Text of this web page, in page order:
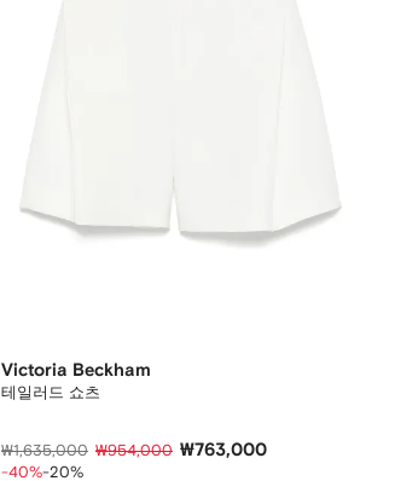
Victoria Beckham
테일러드 쇼츠
₩1,635,000 ₩954,000 ₩763,000
-40%-20%